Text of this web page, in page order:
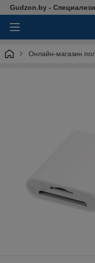
Gudzon.by -
Онлайн-магазин